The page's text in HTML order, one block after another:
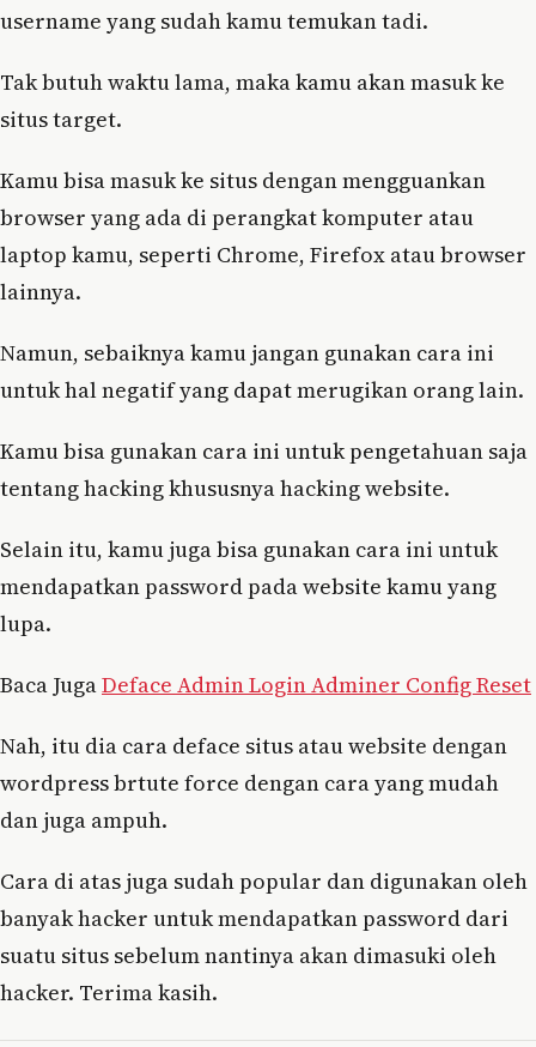
username yang sudah kamu temukan tadi.
Tak butuh waktu lama, maka kamu akan masuk ke
situs target.
Kamu bisa masuk ke situs dengan mengguankan
browser yang ada di perangkat komputer atau
laptop kamu, seperti Chrome, Firefox atau browser
lainnya.
Namun, sebaiknya kamu jangan gunakan cara ini
untuk hal negatif yang dapat merugikan orang lain.
Kamu bisa gunakan cara ini untuk pengetahuan saja
tentang hacking khususnya hacking website.
Selain itu, kamu juga bisa gunakan cara ini untuk
mendapatkan password pada website kamu yang
lupa.
Baca JugaDeface Admin Login Adminer Config Reset
Nah, itu dia cara deface situs atau website dengan
wordpress brtute force dengan cara yang mudah
dan juga ampuh.
Cara di atas juga sudah popular dan digunakan oleh
banyak hacker untuk mendapatkan password dari
suatu situs sebelum nantinya akan dimasuki oleh
hacker. Terima kasih.